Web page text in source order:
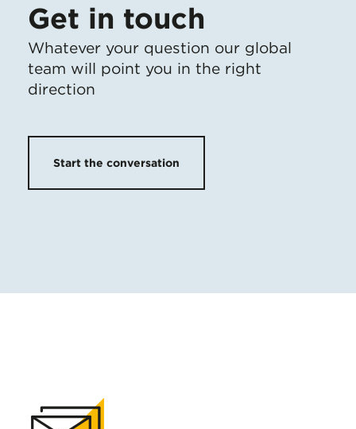
Get in touch
Whatever your question our global
team will point you in the right
direction
Start the conversation